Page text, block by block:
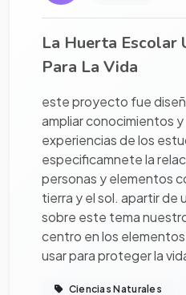
La Huerta Escolar
Para La Vida
este proyecto fue
ampliar conocimientos y
experiencias de los
especificamnete la
personas y elementos
tierra y el sol. apartir de
sobre este tema
centro en los
usar para proteger la
Ciencias Naturales